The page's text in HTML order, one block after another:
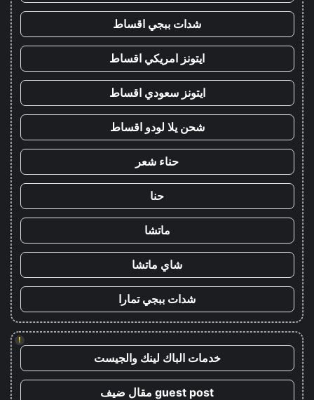
شدات ببجي اقساط
ايتونز امريكي اقساط
ايتونز سعودي اقساط
شحن يلا لودو اقساط
حناء شعر
حنا
ماتشا
شاي ماتشا
شدات ببجي تمارا
!
خدمات الباك لينك والجيست
guest post مقال ضيف